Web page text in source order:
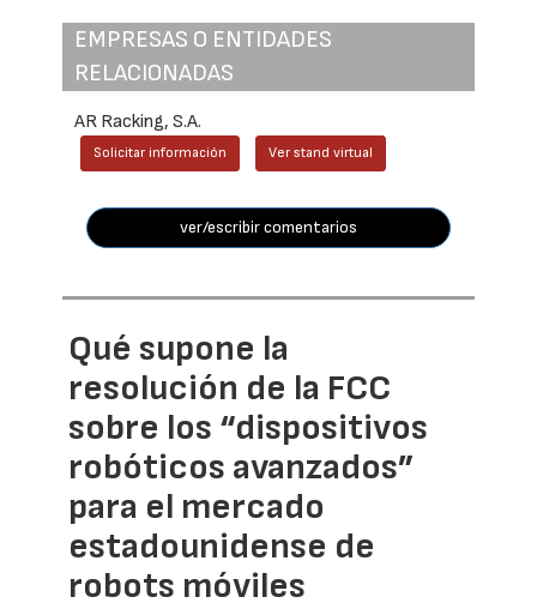
EMPRESAS O ENTIDADES
RELACIONADAS
AR Racking, S.A.
Solicitar información Ver stand virtual
ver/escribir comentarios
Qué supone la
resolución de la FCC
sobre los “dispositivos
robóticos avanzados”
para el mercado
estadounidense de
robots móviles